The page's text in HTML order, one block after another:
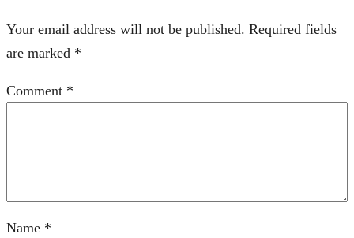
Your email address will not be published. Required fields
are marked *
Comment *
Name *